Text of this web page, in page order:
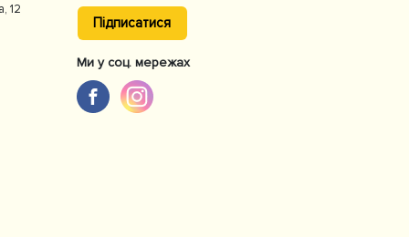
12
Підписатися
Ми у соц. мережах